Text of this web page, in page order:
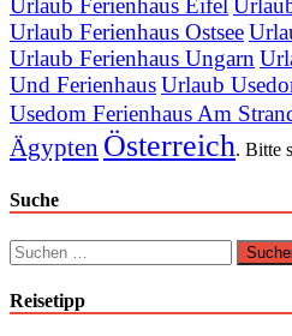
Urlaub Ferienhaus Eifel
Urlaub Ferienhaus Ostsee
Urlaub Ferienhaus Ungarn
Und FerienhausUrlaub
Usedom Ferienhaus Am
Ägypten Österreich. Bitte
Suche
Suchen
nach:
Reisetipp